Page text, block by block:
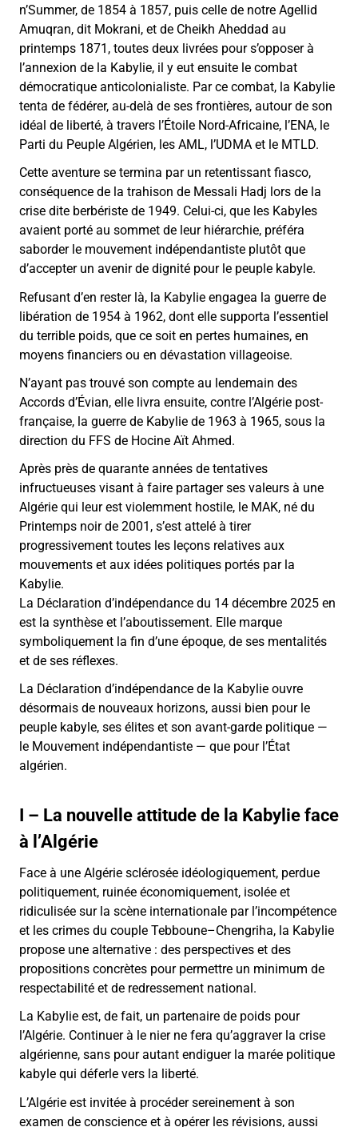
n’Summer, de 1854 à 1857, puis celle de notre Agellid
Amuqran, dit Mokrani, et de Cheikh Aheddad au
printemps 1871, toutes deux livrées pour s’opposer à
l’annexion de la Kabylie, il y eut ensuite le combat
démocratique anticolonialiste. Par ce combat, la Kabylie
tenta de fédérer, au-delà de ses frontières, autour de son
idéal de liberté, à travers l’Étoile Nord-Africaine, l’ENA, le
Parti du Peuple Algérien, les AML, l’UDMA et le MTLD.
Cette aventure se termina par un retentissant fiasco,
conséquence de la trahison de Messali Hadj lors de la
crise dite berbériste de 1949. Celui-ci, que les Kabyles
avaient porté au sommet de leur hiérarchie, préféra
saborder le mouvement indépendantiste plutôt que
d’accepter un avenir de dignité pour le peuple kabyle.
Refusant d’en rester là, la Kabylie engagea la guerre de
libération de 1954 à 1962, dont elle supporta l’essentiel
du terrible poids, que ce soit en pertes humaines, en
moyens financiers ou en dévastation villageoise.
N’ayant pas trouvé son compte au lendemain des
Accords d’Évian, elle livra ensuite, contre l’Algérie post-
française, la guerre de Kabylie de 1963 à 1965, sous la
direction du FFS de Hocine Aït Ahmed.
Après près de quarante années de tentatives
infructueuses visant à faire partager ses valeurs à une
Algérie qui leur est violemment hostile, le MAK, né du
Printemps noir de 2001, s’est attelé à tirer
progressivement toutes les leçons relatives aux
mouvements et aux idées politiques portés par la
Kabylie.
La Déclaration d’indépendance du 14 décembre 2025 en
est la synthèse et l’aboutissement. Elle marque
symboliquement la fin d’une époque, de ses mentalités
et de ses réflexes.
La Déclaration d’indépendance de la Kabylie ouvre
désormais de nouveaux horizons, aussi bien pour le
peuple kabyle, ses élites et son avant-garde politique —
le Mouvement indépendantiste — que pour l’État
algérien.
I – La nouvelle attitude de la Kabylie face
à l’Algérie
Face à une Algérie sclérosée idéologiquement, perdue
politiquement, ruinée économiquement, isolée et
ridiculisée sur la scène internationale par l’incompétence
et les crimes du couple Tebboune–Chengriha, la Kabylie
propose une alternative : des perspectives et des
propositions concrètes pour permettre un minimum de
respectabilité et de redressement national.
La Kabylie est, de fait, un partenaire de poids pour
l’Algérie. Continuer à le nier ne fera qu’aggraver la crise
algérienne, sans pour autant endiguer la marée politique
kabyle qui déferle vers la liberté.
L’Algérie est invitée à procéder sereinement à son
examen de conscience et à opérer les révisions, aussi